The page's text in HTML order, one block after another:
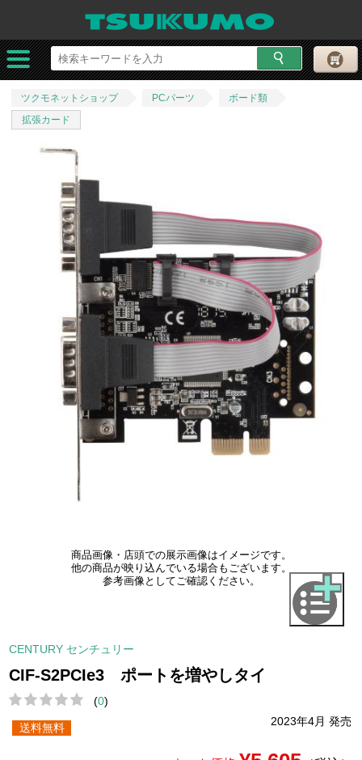
ツクモネットショップ PCパーツ
ボード類
拡張カード
商品画像・店頭での展示画像はイメージです。
他の商品が映り込んでいる場合もございます。
参考画像としてご確認ください。
CENTURY センチュリー
CIF-S2PCIe3 ポートを増やしタイ
(0)
2023年4月 発売
送料無料